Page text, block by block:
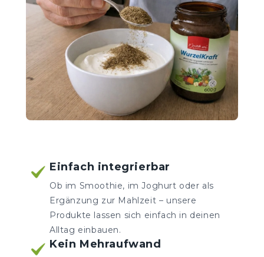
Einfach integrierbar
Ob im Smoothie, im Joghurt oder als
Ergänzung zur Mahlzeit – unsere
Produkte lassen sich einfach in deinen
Alltag einbauen.
Kein Mehraufwand